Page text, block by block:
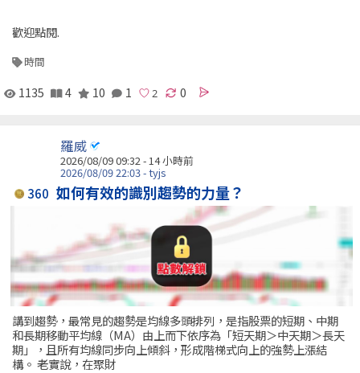
歡迎點閱.
時間
1135 4 10 1 0
羅威
2026/08/09 09:32 -14 小時前
2026/08/09 22:03 - tyjs
360 如何有效的識別趨勢的力量？
講到趨勢，最常見的趨勢是均線多頭排列，是指股票的短期、中期
和長期移動平均線（MA）由上而下依序為「短天期＞中天期＞長天
期」，且所有均線同步向上傾斜，形成階梯式向上的強勢上漲結
構。 老實說，在聚財